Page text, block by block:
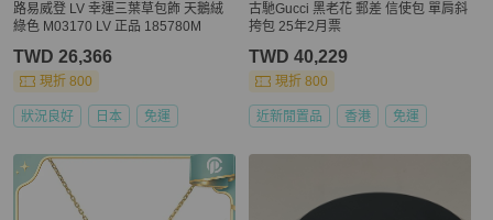
路易威登 LV 幸運三葉草包飾 天鵝絨
綠色 M03170 LV 正品 185780M
TWD 26,366
現折 800
狀況良好 日本 免運
古馳Gucci 黑老花 郵差 信使包 單肩斜
挎包 25年2月票
TWD 40,229
現折 800
近新閒置品 香港 免運